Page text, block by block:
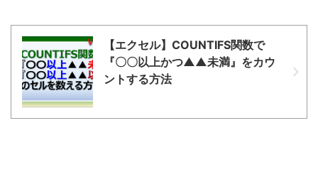
【エクセル】COUNTIFS関数で
『〇〇以上かつ▲▲未満』をカウ
ントする方法